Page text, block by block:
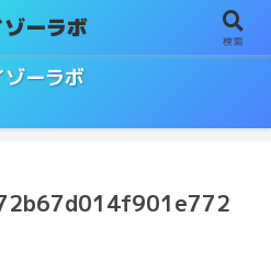
ゾーラボ
ーラボ 検索